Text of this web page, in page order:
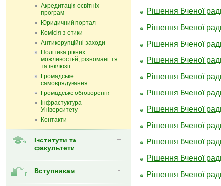
Акредитація освітніх
програм
Юридичний портал
Комісія з етики
Антикорупційні заходи
Політика рівних
можливостей, різноманіття
та інклюзії
Громадське
самоврядування
Громадське обговорення
Інфрастуктура
Університету
Контакти
Інститути та
факультети
Вступникам
Рішення Вченої
Рішення Вченої
Рішення Вченої
Рішення Вченої
Рішення Вченої
Рішення Вченої
Рішення Вченої
Рішення Вченої
Рішення Вченої
Рішення Вченої
Рішення Вченої